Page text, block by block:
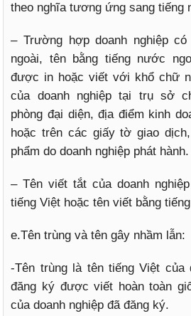
theo nghĩa tương ứng sang tiếng
– Trường hợp doanh nghiệp
ngoài, tên bằng tiếng nước
được in hoặc viết với khổ chữ
của doanh nghiệp tại trụ sở
phòng đại diện, địa điểm kinh
hoặc trên các giấy tờ giao
phẩm do doanh nghiệp phát hành.
– Tên viết tắt của doanh
tiếng Việt hoặc tên viết bằng
e.Tên trùng và tên gây nhầm lẫn:
-Tên trùng là tên tiếng Việt của
đăng ký được viết hoàn toàn
của doanh nghiệp đã đăng ký.